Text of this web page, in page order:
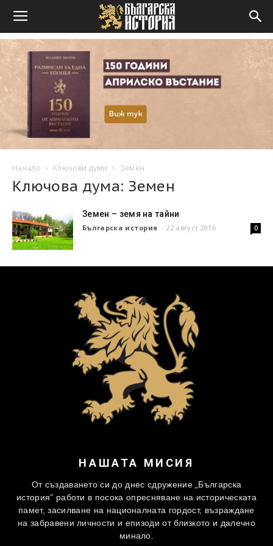
Начало Ключови думи Земен
Ключова дума: Земен
Земен – земя на тайни
Българска история - 22 август 2016 0
НАШАТА МИСИЯ
От създаването си до днес сдружение „Българска
история” работи в посока опресняване на историческата
памет, засилване на националната гордост, възраждане
на забравени личности и епизоди от близкото и далечно
минало.